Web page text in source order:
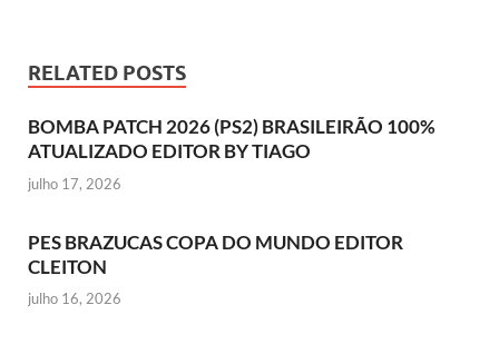
RELATED POSTS
BOMBA PATCH 2026 (PS2) BRASILEIRÃO 100%
ATUALIZADO EDITOR BY TIAGO
julho 17, 2026
PES BRAZUCAS COPA DO MUNDO EDITOR
CLEITON
julho 16, 2026